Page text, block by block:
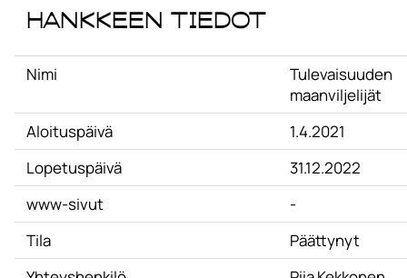
Hankkeen tiedot
Nimi
Tulevaisuuden
maanviljelijät
Aloituspäivä
1.4.2021
Lopetuspäivä
31.12.2022
www-sivut
-
Tila
Päättynyt